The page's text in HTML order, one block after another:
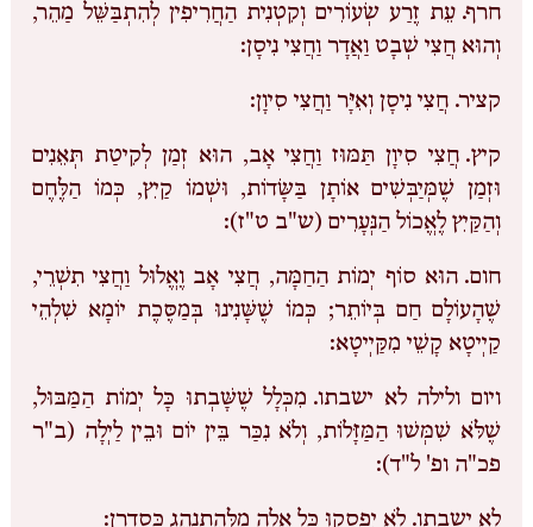
חרף. עֵת זֶרַע שְׂעוֹרִים וְקִטְנִית הַחֲרִיפִין לְהִתְבַּשֵּׁל מַהֵר,
וְהוּא חֲצִי שְׁבָט וַאֲדָר וַחֲצִי נִיסָן:
קציר. חֲצִי נִיסָן וְאִיָּר וַחֲצִי סִיוָן:
קיץ. חֲצִי סִיוָן תַּמּוּז וַחֲצִי אָב, הוּא זְמַן לְקִיטַת תְּאֵנִים
וּזְמַן שֶׁמְּיַבְּשִׁים אוֹתָן בַּשָּׂדוֹת, וּשְׁמוֹ קַיִץ, כְּמוֹ הַלֶּחֶם
וְהַקַּיִץ לֶאֱכוֹל הַנְּעָרִים (ש"ב ט"ז):
חום. הוּא סוֹף יְמוֹת הַחַמָּה, חֲצִי אָב וֶאֱלוּל וַחֲצִי תִשְׁרֵי,
שֶׁהָעוֹלָם חַם בְּיוֹתֵר; כְּמוֹ שֶׁשָּׁנִינוּ בְּמַסֶּכֶת יוֹמָא שִׁלְהֵי
קַיְיטָא קָשֵׁי מִקַּיְיטָא:
ויום ולילה לא ישבתו. מִכְּלָל שֶׁשָּׁבְתוּ כָּל יְמוֹת הַמַּבּוּל,
שֶׁלֹּא שִׁמְּשׁוּ הַמַּזָּלוֹת, וְלֹא נִכַּר בֵּין יוֹם וּבֵין לַיְלָה (ב"ר
פכ"ה ופ' ל"ד):
לא ישבתו. לֹא יִפְסְקוּ כָּל אֵלֶה מִלְּהִתְנַהֵג כְּסִדְרָן: